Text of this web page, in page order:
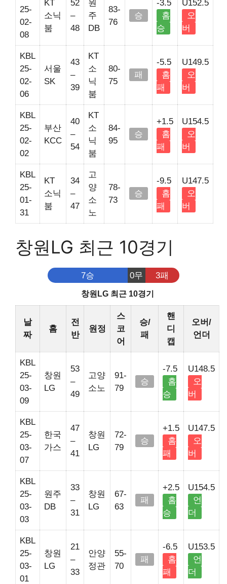
25-
02-
08
KT
소닉
붐
52
–
48
원
주
DB
83-
76
승
-3.5
홈
승
U152.5
오
버
KBL
25-
02-
06
서울
SK
43
–
39
KT
소
닉
붐
80-
75
패
-5.5
홈
패
U149.5
오
버
KBL
25-
02-
02
부산
KCC
40
–
54
KT
소
닉
붐
84-
95
승
+1.5
홈
패
U154.5
오
버
KBL
25-
01-
31
KT
소닉
붐
34
–
47
고
양
소
노
78-
73
승
-9.5
홈
패
U147.5
오
버
창원LG 최근 10경기
7승 0무 3패
창원LG 최근 10경기
날
짜
홈
전
반
원정
스
코
어
승/
패
핸
디
캡
오버/
언더
KBL
25-
03-
09
창원
LG
53
–
49
고양
소노
91-
79
승
-7.5
홈
승
U148.5
오
버
KBL
25-
03-
07
한국
가스
47
–
41
창원
LG
72-
79
승
+1.5
홈
패
U147.5
오
버
KBL
25-
03-
03
원주
DB
33
–
31
창원
LG
67-
63
패
+2.5
홈
승
U154.5
언
더
KBL
25-
03-
01
창원
LG
21
–
33
안양
정관
55-
70
패
-6.5
홈
패
U153.5
언
더